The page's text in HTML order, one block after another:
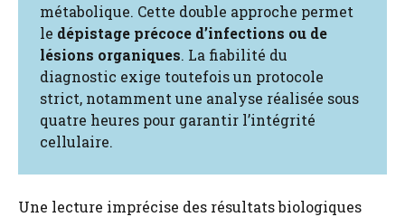
métabolique. Cette double approche permet
le dépistage précoce d’infections ou de
lésions organiques. La fiabilité du
diagnostic exige toutefois un protocole
strict, notamment une analyse réalisée sous
quatre heures pour garantir l’intégrité
cellulaire.
Une lecture imprécise des résultats biologiques